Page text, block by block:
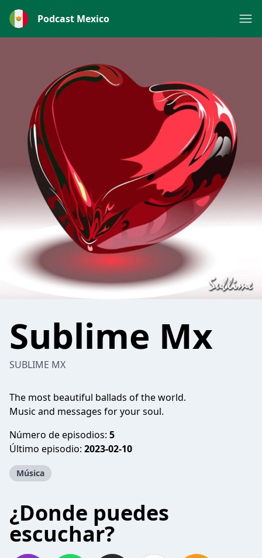
Podcast Mexico
Sublime Mx
SUBLIME MX
The most beautiful ballads of the world.
Music and messages for your soul.
Número de episodios: 5
Último episodio: 2023-02-10
Música
¿Donde puedes
escuchar?